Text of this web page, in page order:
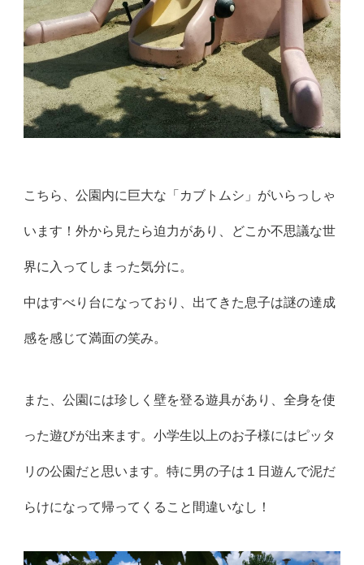
こちら、公園内に巨大な「カブトムシ」がいらっしゃ
います！外から見たら迫力があり、どこか不思議な世
界に入ってしまった気分に。
中はすべり台になっており、出てきた息子は謎の達成
感を感じて満面の笑み。
また、公園には珍しく壁を登る遊具があり、全身を使
った遊びが出来ます。小学生以上のお子様にはピッタ
リの公園だと思います。特に男の子は１日遊んで泥だ
らけになって帰ってくること間違いなし！